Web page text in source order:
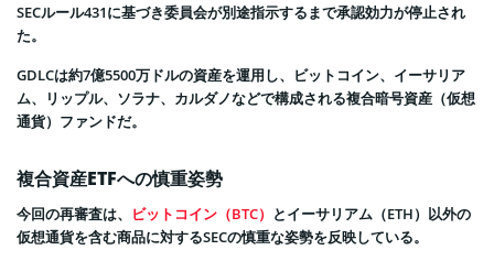
SECルール431に基づき委員会が別途指示するまで承認効力が停止され
た。
GDLCは約7億5500万ドルの資産を運用し、ビットコイン、イーサリア
ム、リップル、ソラナ、カルダノなどで構成される複合暗号資産（仮想
通貨）ファンドだ。
複合資産ETFへの慎重姿勢
今回の再審査は、 ビットコイン（BTC） とイーサリアム（ETH）以外の
仮想通貨を含む商品に対するSECの慎重な姿勢を反映している。